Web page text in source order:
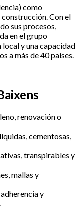
como
Con el
sus procesos,
en el grupo
y una capacidad
a más de 40 países.
renovación o
cementosas,
transpirables y
mallas y
y